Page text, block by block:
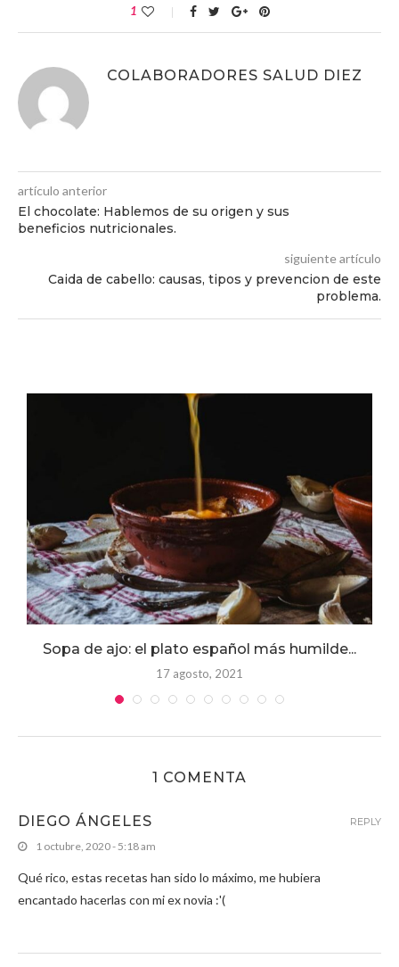
1
COLABORADORES SALUD DIEZ
artículo anterior
El chocolate: Hablemos de su origen y sus
beneficios nutricionales.
siguiente artículo
Caida de cabello: causas, tipos y prevencion de este
problema.
Sopa de ajo: el plato español más humilde...
17 agosto, 2021
1 COMENTA
DIEGO ÁNGELES
1 octubre, 2020 - 5:18 am
Qué rico, estas recetas han sido lo máximo, me hubiera
encantado hacerlas con mi ex novia :'(
REPLY